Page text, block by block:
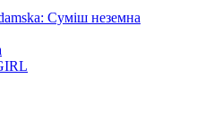
Суміш неземна